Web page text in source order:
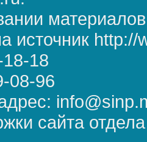
источник
18
08-96
сайта